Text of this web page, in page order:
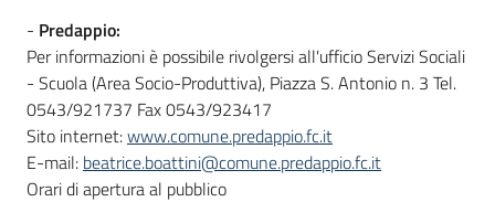
- Predappio:
Per informazioni è possibile rivolgersi all'ufficio Servizi Sociali
- Scuola (Area Socio-Produttiva), Piazza S. Antonio n. 3 Tel.
0543/921737 Fax 0543/923417
Sito internet:www.comune.predappio.fc.it
E-mail: beatrice.boattini@comune.predappio.fc.it
Orari di apertura al pubblico